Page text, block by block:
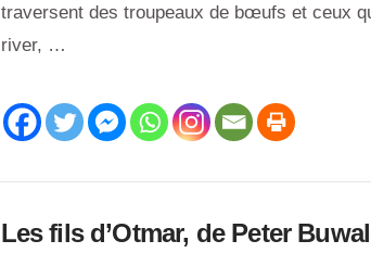
traversent des troupeaux de bœufs et ceux
river, …
Les fils d’Otmar, de Peter